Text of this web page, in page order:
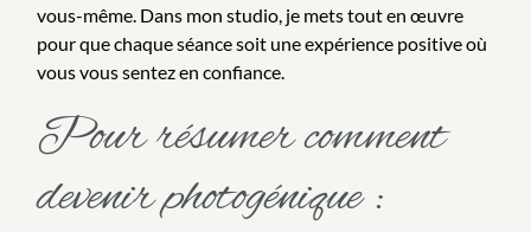
vous-même. Dans mon studio, je mets tout en œuvre
pour que chaque séance soit une expérience positive où
vous vous sentez en confiance.
Pour résumer comment
devenir photogénique :